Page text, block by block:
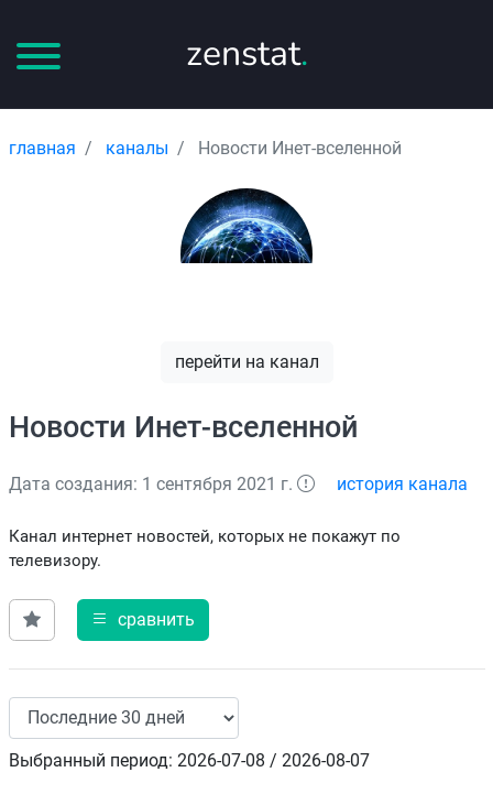
zenstat.
главная каналы Новости Инет-вселенной
перейти на канал
Новости Инет-вселенной
Дата создания: 1 сентября 2021 г. история канала
Канал интернет новостей, которых не покажут по
телевизору.
сравнить
Выбранный период: 2026-07-08 / 2026-08-07